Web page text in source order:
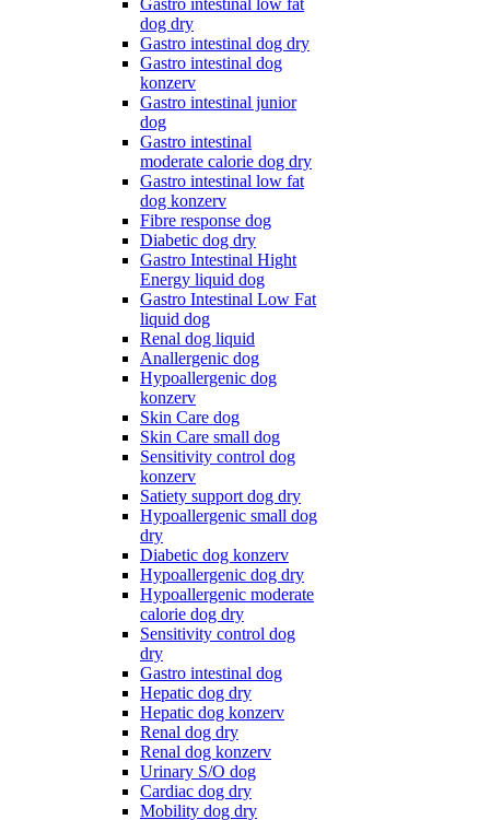
Gastro intestinal low fat
dog dry
Gastro intestinal dog dry
Gastro intestinal dog
konzerv
Gastro intestinal junior
dog
Gastro intestinal
moderate calorie dog dry
Gastro intestinal low fat
dog konzerv
Fibre response dog
Diabetic dog dry
Gastro Intestinal Hight
Energy liquid dog
Gastro Intestinal Low Fat
liquid dog
Renal dog liquid
Anallergenic dog
Hypoallergenic dog
konzerv
Skin Care dog
Skin Care small dog
Sensitivity control dog
konzerv
Satiety support dog dry
Hypoallergenic small dog
dry
Diabetic dog konzerv
Hypoallergenic dog dry
Hypoallergenic moderate
calorie dog dry
Sensitivity control dog
dry
Gastro intestinal dog
Hepatic dog dry
Hepatic dog konzerv
Renal dog dry
Renal dog konzerv
Urinary S/O dog
Cardiac dog dry
Mobility dog dry